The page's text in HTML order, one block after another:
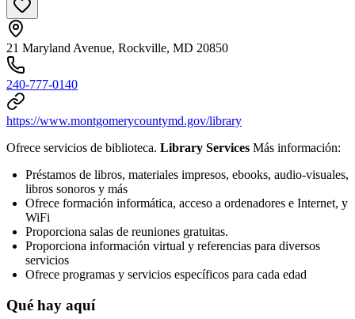
21 Maryland Avenue, Rockville, MD 20850
240-777-0140
https://www.montgomerycountymd.gov/library
Ofrece servicios de biblioteca. Library Services Más información:
Préstamos de libros, materiales impresos, ebooks, audio-visuales,
libros sonoros y más
Ofrece formación informática, acceso a ordenadores e Internet, y
WiFi
Proporciona salas de reuniones gratuitas.
Proporciona información virtual y referencias para diversos
servicios
Ofrece programas y servicios específicos para cada edad
Qué hay aquí